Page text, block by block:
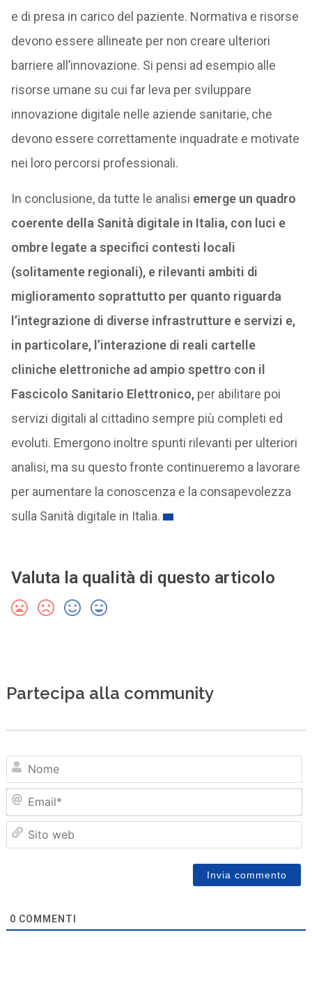
e di presa in carico del paziente. Normativa e risorse
devono essere allineate per non creare ulteriori
barriere all’innovazione. Si pensi ad esempio alle
risorse umane su cui far leva per sviluppare
innovazione digitale nelle aziende sanitarie, che
devono essere correttamente inquadrate e motivate
nei loro percorsi professionali.
In conclusione, da tutte le analisi emerge un quadro
coerente della Sanità digitale in Italia, con luci e
ombre legate a specifici contesti locali
(solitamente regionali), e rilevanti ambiti di
miglioramento soprattutto per quanto riguarda
l’integrazione di diverse infrastrutture e servizi e,
in particolare, l’interazione di reali cartelle
cliniche elettroniche ad ampio spettro con il
Fascicolo Sanitario Elettronico,per abilitare poi
servizi digitali al cittadino sempre più completi ed
evoluti. Emergono inoltre spunti rilevanti per ulteriori
analisi, ma su questo fronte continueremo a lavorare
per aumentare la conoscenza e la consapevolezza
sulla Sanità digitale in Italia.
Valuta la qualità di questo articolo
Partecipa alla community
0 COMMENTI